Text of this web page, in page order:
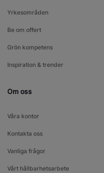
Yrkesområden
Be om offert
Grön kompetens
Inspiration & trender
Om oss
Våra kontor
Kontakta oss
Vanliga frågor
Vårt hållbarhetsarbete